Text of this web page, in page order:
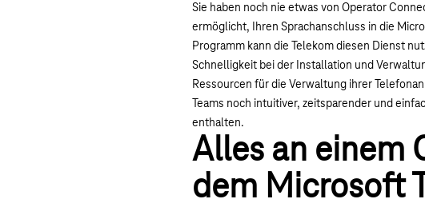
Sie haben noch nie etwas von Operator
ermöglicht, Ihren Sprachanschluss in die
Programm kann die Telekom diesen Dienst
Schnelligkeit bei der Installation und
Ressourcen für die Verwaltung ihrer
Teams noch intuitiver, zeitsparender und
enthalten.
Alles an einem
dem Microsoft